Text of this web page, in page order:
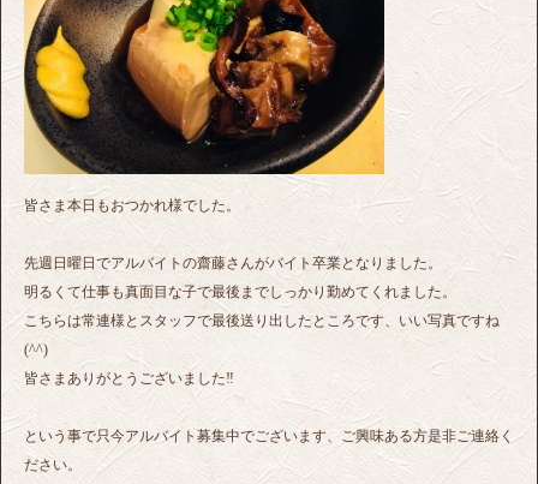
皆さま本日もおつかれ様でした。
先週日曜日でアルバイトの齋藤さんがバイト卒業となりました。
明るくて仕事も真面目な子で最後までしっかり勤めてくれました。
こちらは常連様とスタッフで最後送り出したところです、いい写真ですね
(^^)
皆さまありがとうございました‼︎
という事で只今アルバイト募集中でございます、ご興味ある方是非ご連絡く
ださい。